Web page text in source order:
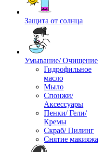
Защита от солнца
Умывание/ Очищение
Гидрофильное
масло
Мыло
Спонжи/
Аксессуары
Пенки/ Гели/
Кремы
Скраб/ Пилинг
Снятие макияжа